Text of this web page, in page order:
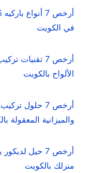
في الكويت
أرخص 7
الألواح بالكويت
أرخص 7 حلول
والميزانية المعقولة
أرخص 7 حيل
منزلك بالكويت